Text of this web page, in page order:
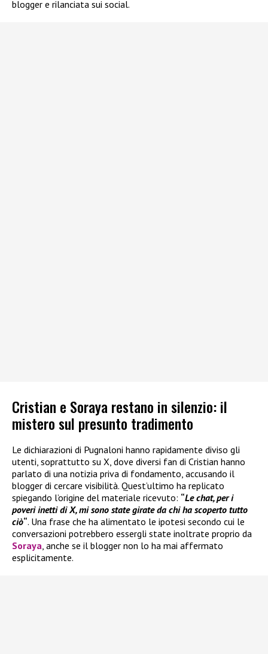
blogger e rilanciata sui social.
Cristian e Soraya restano in silenzio: il
mistero sul presunto tradimento
Le dichiarazioni di Pugnaloni hanno rapidamente diviso gli
utenti, soprattutto su X, dove diversi fan di Cristian hanno
parlato di una notizia priva di fondamento, accusando il
blogger di cercare visibilità. Quest’ultimo ha replicato
spiegando l’origine del materiale ricevuto: “Le chat, per i
poveri inetti di X, mi sono state girate da chi ha scoperto tutto
ciò“. Una frase che ha alimentato le ipotesi secondo cui le
conversazioni potrebbero essergli state inoltrate proprio da
Soraya , anche se il blogger non lo ha mai affermato
esplicitamente.